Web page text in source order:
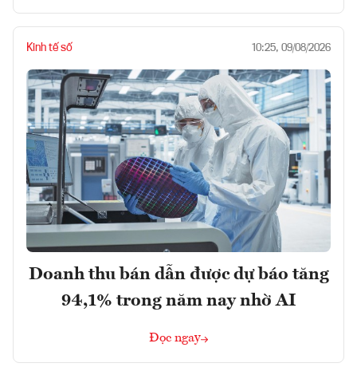
Kinh tế số 10:25, 09/08/2026
Doanh thu bán dẫn được dự báo tăng
94,1% trong năm nay nhờ AI
Đọc ngay